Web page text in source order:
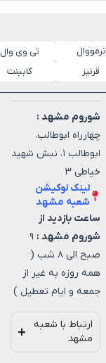
ترمووال تی وی وال
قرنیز کابینت
شوروم مشهد :
چهارراه ابوطالب،
ابوطالب ۱، نبش شهید
خیاطی ۳
لینک لوکیشن
شعبه مشهد
ساعت بازدید از
شوروم مشهد : ۹
صبح الی ۸ شب (
همه روزه به غیر از
جمعه و ایام تعطیل )
ارتباط با شعبه
مشهد